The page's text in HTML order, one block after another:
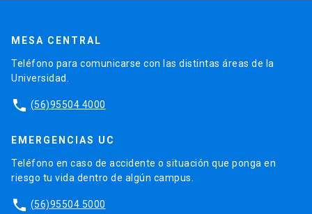
MESA CENTRAL
Teléfono para comunicarse con las distintas áreas de la
Universidad.
phone (56)95504 4000
EMERGENCIAS UC
Teléfono en caso de accidente o situación que ponga en
riesgo tu vida dentro de algún campus.
phone (56)95504 5000